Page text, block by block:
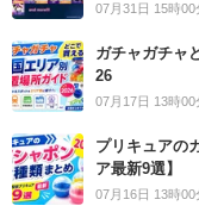
07月31日 15時00
ガチャガチャ
26
07月17日 13時00
プリキュアの
ア最新9選】
07月16日 13時00